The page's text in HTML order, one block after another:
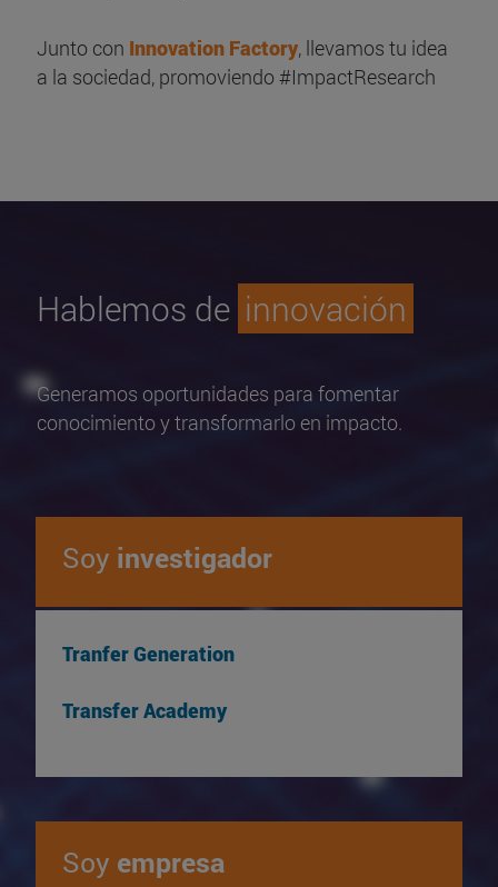
Junto con Innovation Factory, llevamos tu idea
a la sociedad, promoviendo #ImpactResearch
Hablemos de innovación
Generamos oportunidades para fomentar
conocimiento y transformarlo en impacto.
Soy investigador
Tranfer Generation
Transfer Academy
Soy empresa